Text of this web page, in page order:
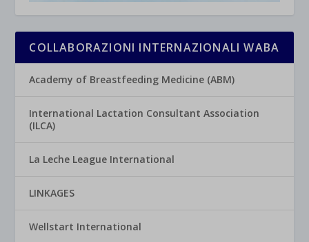
COLLABORAZIONI INTERNAZIONALI WABA
Academy of Breastfeeding Medicine (ABM)
International Lactation Consultant Association
(ILCA)
La Leche League International
LINKAGES
Wellstart International